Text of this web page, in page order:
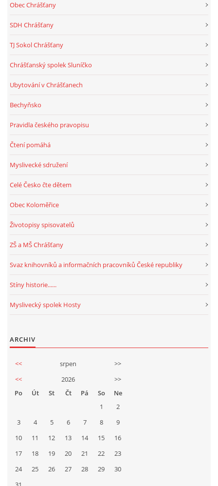
Obec Chrášťany
SDH Chrášťany
TJ Sokol Chrášťany
Chrášťanský spolek Sluníčko
Ubytování v Chrášťanech
Bechyňsko
Pravidla českého pravopisu
Čtení pomáhá
Myslivecké sdružení
Celé Česko čte dětem
Obec Koloměřice
Životopisy spisovatelů
ZŠ a MŠ Chrášťany
Svaz knihovníků a informačních pracovníků České republiky
Stíny historie......
Myslivecký spolek Hosty
ARCHIV
<< srpen
>>
<<
2026
>>
Po
Út St Čt Pá So
Ne
1
2
3
4 5 6 7 8
9
10
11 12 13 14 15
16
17
18 19 20 21 22
23
24
25 26 27 28 29
30